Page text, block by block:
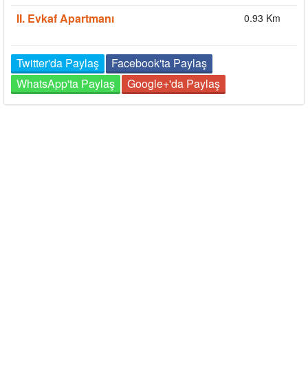
II. Evkaf Apartmanı 0.93 Km
Twitter'da Paylaş
Facebook'ta Paylaş
WhatsApp'ta Paylaş
Google+'da Paylaş